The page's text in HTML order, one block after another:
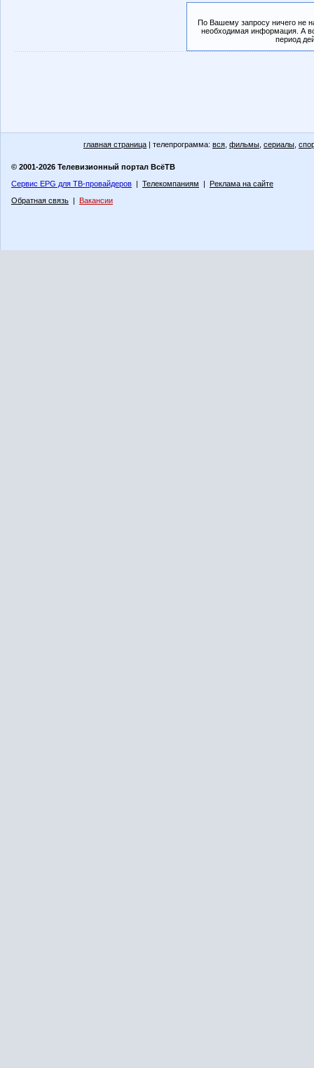
По Вашему запросу ничего не
необходимая информация. А
период
главная страница | телепрограмма: вся фильмы сериалы
© 2001-2026 Телевизионный портал ВсёТВ
Сервис EPG для ТВ-провайдеров | Телекомпаниям | Реклама на сайте
Обратная связь | Вакансии